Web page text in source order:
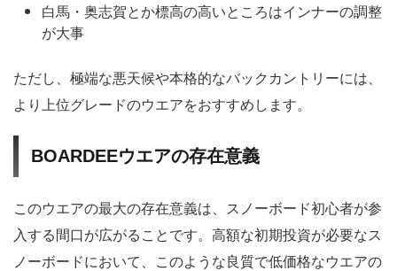
白馬・奥志賀とか標高の高いところはインナーの調整
が大事
ただし、極端な悪天候や本格的なバックカントリーには、
より上位グレードのウエアをおすすめします。
BOARDEEウエアの存在意義
このウエアの最大の存在意義は、スノーボード初心者が参
入する間口が広がることです。高額な初期投資が必要なス
ノーボードにおいて、このような良質で低価格なウエアの